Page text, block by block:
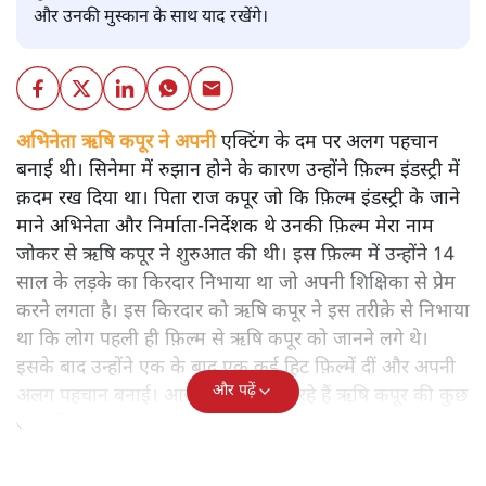
और उनकी मुस्कान के साथ याद रखेंगे।
अभिनेता ऋषि कपूर ने अपनीएक्टिंग के दम पर अलग पहचान
बनाई थी। सिनेमा में रुझान होने के कारण उन्होंने फ़िल्म इंडस्ट्री में
क़दम रख दिया था। पिता राज कपूर जो कि फ़िल्म इंडस्ट्री के जाने
माने अभिनेता और निर्माता-निर्देशक थे उनकी फ़िल्म मेरा नाम
जोकर से ऋषि कपूर ने शुरुआत की थी। इस फ़िल्म में उन्होंने 14
साल के लड़के का किरदार निभाया था जो अपनी शिक्षिका से प्रेम
करने लगता है। इस किरदार को ऋषि कपूर ने इस तरीक़े से निभाया
था कि लोग पहली ही फ़िल्म से ऋषि कपूर को जानने लगे थे।
इसके बाद उन्होंने एक के बाद एक कई हिट फ़िल्में दीं और अपनी
अलग पहचान बनाई। आज हम बताने जा रहे हैं ऋषि कपूर की कुछ
खास फ़िल्मों के बारे में-
और पढ़ें